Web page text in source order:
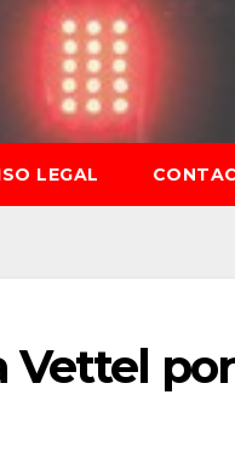
LEGAL
Vettel